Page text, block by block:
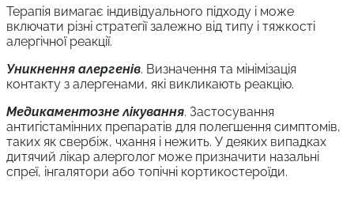
Терапія вимагає індивідуального підходу і може
включати різні стратегії залежно від типу і тяжкості
алергічної реакції.
Уникнення алергенів. Визначення та мінімізація
контакту з алергенами, які викликають реакцію.
Медикаментозне лікування. Застосування
антигістамінних препаратів для полегшення симптомів,
таких як свербіж, чхання і нежить. У деяких випадках
дитячий лікар алерголог може призначити назальні
спреї, інгалятори або топічні кортикостероїди.